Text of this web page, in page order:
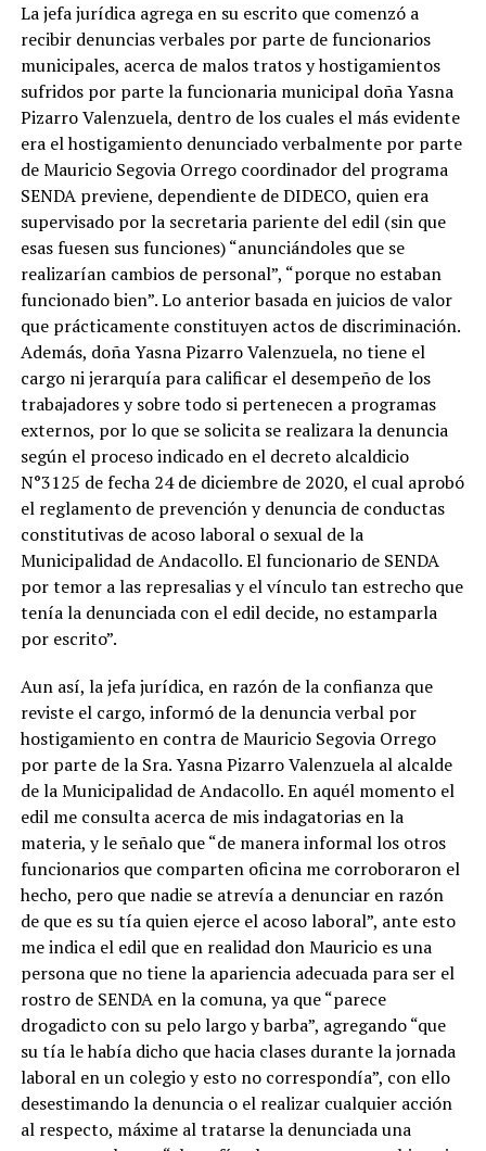
La jefa jurídica agrega en su escrito que comenzó a
recibir denuncias verbales por parte de funcionarios
municipales, acerca de malos tratos y hostigamientos
sufridos por parte la funcionaria municipal doña Yasna
Pizarro Valenzuela, dentro de los cuales el más evidente
era el hostigamiento denunciado verbalmente por parte
de Mauricio Segovia Orrego coordinador del programa
SENDA previene, dependiente de DIDECO, quien era
supervisado por la secretaria pariente del edil (sin que
esas fuesen sus funciones) “anunciándoles que se
realizarían cambios de personal”, “porque no estaban
funcionado bien”. Lo anterior basada en juicios de valor
que prácticamente constituyen actos de discriminación.
Además, doña Yasna Pizarro Valenzuela, no tiene el
cargo ni jerarquía para calificar el desempeño de los
trabajadores y sobre todo si pertenecen a programas
externos, por lo que se solicita se realizara la denuncia
según el proceso indicado en el decreto alcaldicio
N°3125 de fecha 24 de diciembre de 2020, el cual aprobó
el reglamento de prevención y denuncia de conductas
constitutivas de acoso laboral o sexual de la
Municipalidad de Andacollo. El funcionario de SENDA
por temor a las represalias y el vínculo tan estrecho que
tenía la denunciada con el edil decide, no estamparla
por escrito”.
Aun así, la jefa jurídica, en razón de la confianza que
reviste el cargo, informó de la denuncia verbal por
hostigamiento en contra de Mauricio Segovia Orrego
por parte de la Sra. Yasna Pizarro Valenzuela al alcalde
de la Municipalidad de Andacollo. En aquél momento el
edil me consulta acerca de mis indagatorias en la
materia, y le señalo que “de manera informal los otros
funcionarios que comparten oficina me corroboraron el
hecho, pero que nadie se atrevía a denunciar en razón
de que es su tía quien ejerce el acoso laboral”, ante esto
me indica el edil que en realidad don Mauricio es una
persona que no tiene la apariencia adecuada para ser el
rostro de SENDA en la comuna, ya que “parece
drogadicto con su pelo largo y barba”, agregando “que
su tía le había dicho que hacia clases durante la jornada
laboral en un colegio y esto no correspondía”, con ello
desestimando la denuncia o el realizar cualquier acción
al respecto, máxime al tratarse la denunciada una